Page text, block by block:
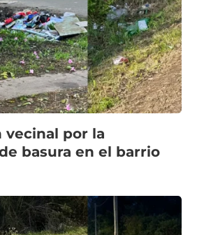
vecinal por la
basura en el barrio